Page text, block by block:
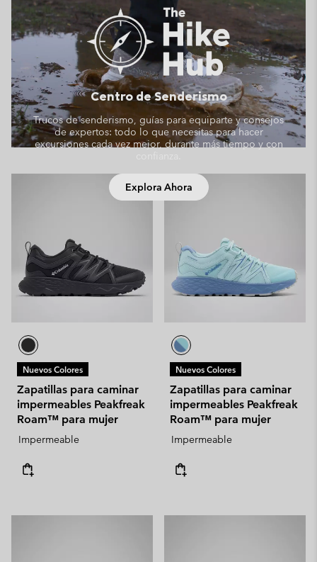
Centro de Senderismo
Trucos de senderismo, guías para equiparte y consejos
de expertos: todo lo que necesitas para hacer
excursiones cada vez mejor, durante más tiempo y con
Explora Ahora
Nuevos Colores
Zapatillas para caminar
impermeables Peakfreak
Roam™ para mujer
Impermeable
Nuevos Colores
Zapatillas para caminar
impermeables Peakfreak
Roam™ para mujer
Impermeable